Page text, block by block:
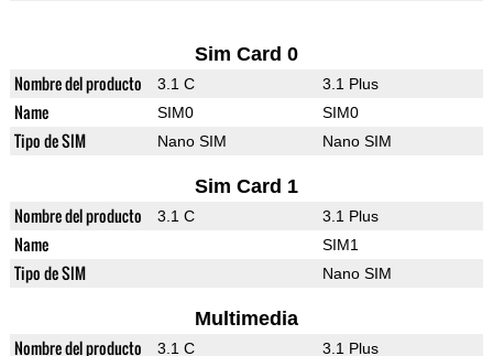
Sim Card 0
Nombre del producto 3.1 C 3.1 Plus
Name SIM0 SIM0
Tipo de SIM Nano SIM Nano SIM
Sim Card 1
Nombre del producto 3.1 C 3.1 Plus
Name SIM1
Tipo de SIM Nano SIM
Multimedia
Nombre del producto 3.1 C 3.1 Plus